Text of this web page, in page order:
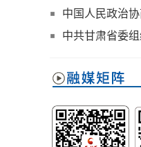
中国人民政治
中共甘肃省委